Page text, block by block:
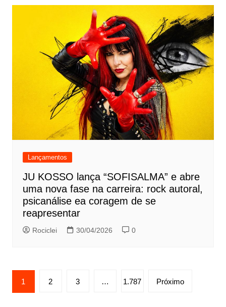
Lançamentos
JU KOSSO lança “SOFISALMA” e abre
uma nova fase na carreira: rock autoral,
psicanálise ea coragem de se
reapresentar
Rociclei 30/04/2026 0
Paginação
de
1 2 3 … 1.787 Próximo